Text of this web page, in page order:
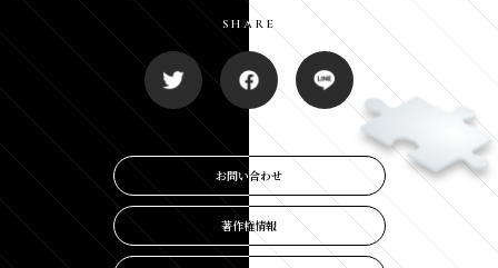
SHARE
SHARE
お問い合わせ
お問い合わせ
著作権情報
著作権情報